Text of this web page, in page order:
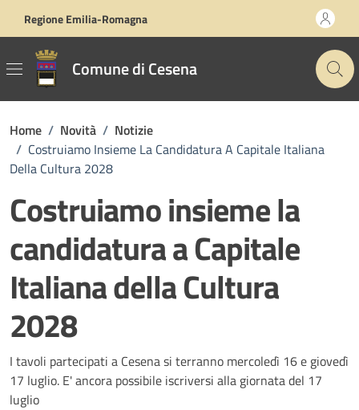
Regione Emilia-Romagna
Comune di Cesena
Home / Novità / Notizie
/ Costruiamo Insieme La Candidatura A Capitale Italiana
Della Cultura 2028
Costruiamo insieme la
candidatura a Capitale
Italiana della Cultura
2028
Dettagli della notizia
I tavoli partecipati a Cesena si terranno mercoledì 16 e giovedì
17 luglio. E' ancora possibile iscriversi alla giornata del 17
luglio